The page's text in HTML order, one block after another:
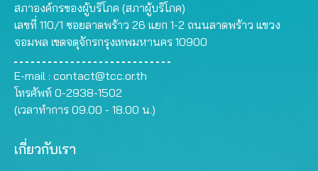
สภาองค์กรของผู้บริโภค (สภาผู้บริโภค)
เลขที่ 110/1 ซอยลาดพร้าว 26 แยก 1-2 ถนนลาดพร้าว แขวง
จอมพล เขตจตุจักรกรุงเทพมหานคร 10900
E-mail : contact@tcc.or.th
โทรศัพท์ 0-2938-1502
(เวลาทำการ 09.00 - 18.00 น.)
เกี่ยวกับเรา